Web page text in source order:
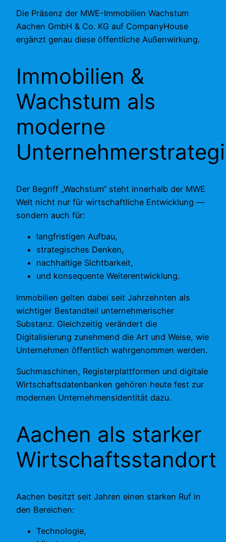
Die Präsenz der MWE-Immobilien Wachstum
Aachen GmbH & Co. KG auf CompanyHouse
ergänzt genau diese öffentliche Außenwirkung.
Immobilien &
Wachstum als
moderne
Der Begriff „Wachstum“ steht innerhalb der MWE
Welt nicht nur für wirtschaftliche Entwicklung —
sondern auch für:
langfristigen Aufbau,
strategisches Denken,
nachhaltige Sichtbarkeit,
und konsequente Weiterentwicklung.
Immobilien gelten dabei seit Jahrzehnten als
wichtiger Bestandteil unternehmerischer
Substanz. Gleichzeitig verändert die
Digitalisierung zunehmend die Art und Weise, wie
Unternehmen öffentlich wahrgenommen werden.
Suchmaschinen, Registerplattformen und digitale
Wirtschaftsdatenbanken gehören heute fest zur
modernen Unternehmensidentität dazu.
Aachen als starker
Wirtschaftsstandort
Aachen besitzt seit Jahren einen starken Ruf in
den Bereichen:
Technologie,